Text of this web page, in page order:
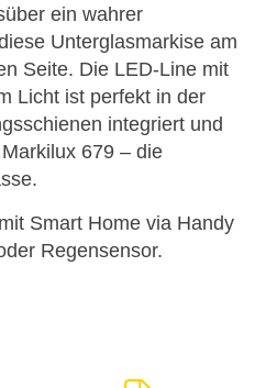
ein wahrer
Unterglasmarkise am
Seite. Die LED-Line mit
Licht ist perfekt in der
integriert und
679 – die
Smart Home via Handy
Regensensor.